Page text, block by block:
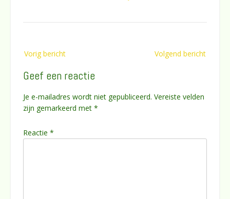
navigatie
Vorig bericht Volgend bericht
Geef een reactie
Je e-mailadres wordt niet gepubliceerd. Vereiste velden
zijn gemarkeerd met *
Reactie *